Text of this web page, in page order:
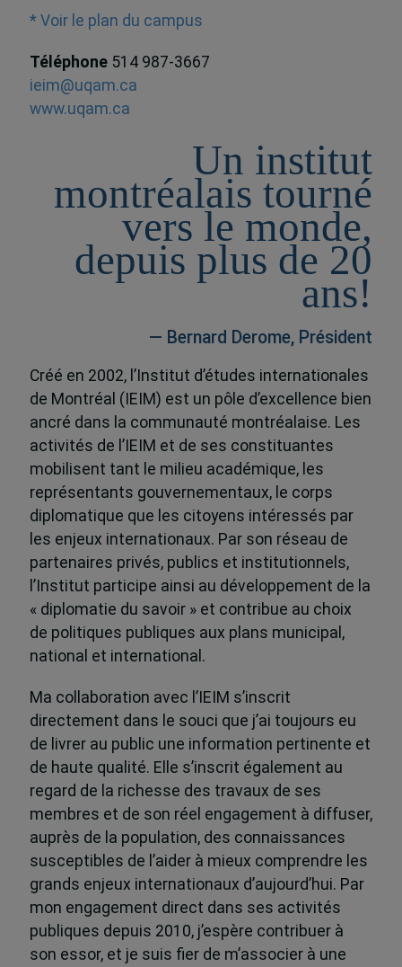
* Voir le plan du campus
Téléphone 514 987-3667
ieim@uqam.ca
www.uqam.ca
Un institut
montréalais tourné
vers le monde,
depuis plus de 20
ans!
— Bernard Derome, Président
Créé en 2002, l’Institut d’études internationales
de Montréal (IEIM) est un pôle d’excellence bien
ancré dans la communauté montréalaise. Les
activités de l’IEIM et de ses constituantes
mobilisent tant le milieu académique, les
représentants gouvernementaux, le corps
diplomatique que les citoyens intéressés par
les enjeux internationaux. Par son réseau de
partenaires privés, publics et institutionnels,
l’Institut participe ainsi au développement de la
« diplomatie du savoir » et contribue au choix
de politiques publiques aux plans municipal,
national et international.
Ma collaboration avec l’IEIM s’inscrit
directement dans le souci que j’ai toujours eu
de livrer au public une information pertinente et
de haute qualité. Elle s’inscrit également au
regard de la richesse des travaux de ses
membres et de son réel engagement à diffuser,
auprès de la population, des connaissances
susceptibles de l’aider à mieux comprendre les
grands enjeux internationaux d’aujourd’hui. Par
mon engagement direct dans ses activités
publiques depuis 2010, j’espère contribuer à
son essor, et je suis fier de m’associer à une